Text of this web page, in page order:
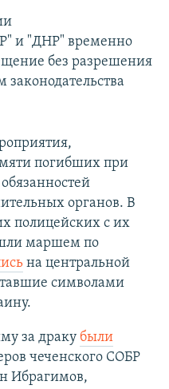
и "ДНР" временно
без разрешения
погибших при
органов. В
полицейских с их
маршем по
на центральной
символами
за драку были
чеченского СОБР
Ибрагимов,